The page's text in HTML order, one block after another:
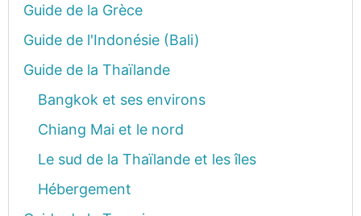
Guide de la Grèce
Guide de l'Indonésie (Bali)
Guide de la Thaïlande
Bangkok et ses environs
Chiang Mai et le nord
Le sud de la Thaïlande et les îles
Hébergement